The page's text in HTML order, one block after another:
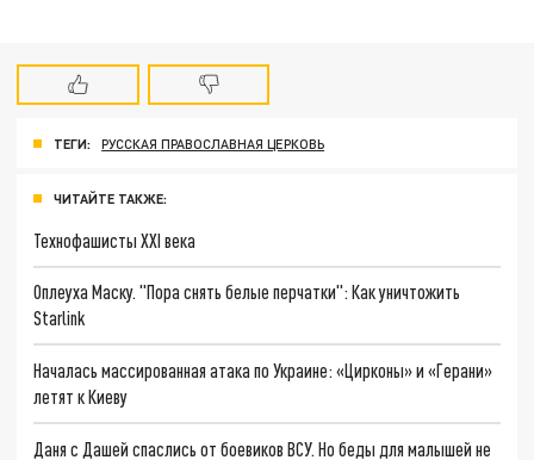
ТЕГИ: РУССКАЯ ПРАВОСЛАВНАЯ ЦЕРКОВЬ
ЧИТАЙТЕ ТАКЖЕ:
Технофашисты XXI века
Оплеуха Маску. "Пора снять белые перчатки": Как уничтожить
Starlink
Началась массированная атака по Украине: «Цирконы» и «Герани»
летят к Киеву
Даня с Дашей спаслись от боевиков ВСУ. Но беды для малышей не